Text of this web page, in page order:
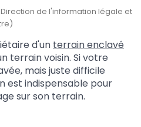
de l'information légale et
d'un terrain enclavé
terrain voisin. Si votre
mais juste difficile
est indispensable pour
sur son terrain.